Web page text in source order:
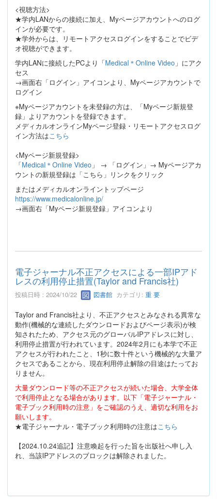
<視聴方法>
★学内LANからの接続に加え、Myページアカウントへのログ
インが必要です。
★学外からは、リモートアクセスログインをすることでビデ
オ視聴ができます。
学内LANに接続したPCより「Medical＊Online Video 」にアク
セス
→画面右「ログイン」アイコンより、Myページアカウントで
ログイン
※Myページアカウントを未登録の方は、「Myページ新規登
録」よりアカウントを登録できます。
メディカルオンラインMyページ登録・リモートアクセスログ
イン方法はこちら
<Myページ新規登録>
「Medical＊Online Video 」 → 「ログイン」→ Myページアカ
ウントの新規登録は「こちら」リンクをクリック
またはメディカルオンライントップページ
https://www.medicalonline.jp/
→画面右「Myページ新規登録」アイコンより
電子ジャーナル不正アクセスによる一部IPアド
レスの利用停止措置(Taylor and Francis社)
投稿日時 : 2024/10/22 図書館 カテゴリ: 重 要
Taylor and Francis社より、不正アクセスとみなされる異常な
動作(機械的な連続したダウンロードおよびページ表示)が検
知されたため、アクセス元のグローバルIPアドレスに対し、
利用停止措置が行われています。2024年2月にも本学で不正
アクセスが行われたこと、1秒に数十件という機械的な大量ア
クセスであることから、現在利用停止解除の目途はたってお
りません。
大量ダウンロード等の不正アクセスが続いた場合、大学全体
で利用停止となる場合があります。以下「電子ジャーナル・
電子ブック利用時の注意」をご確認のうえ、適切な利用をお
願いします。
★電子ジャーナル・電子ブック利用時の注意はこちら
【2024.10.24追記】注意喚起を行った旨を出版社へ申し入
れ、当該IPアドレスのブロックは解除されました。